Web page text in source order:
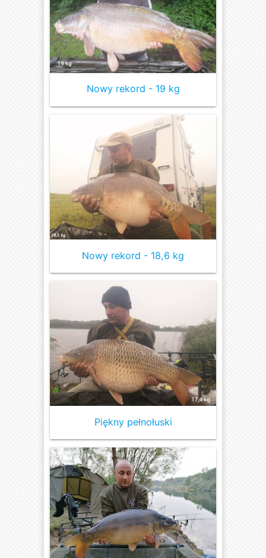
Nowy rekord - 19 kg
Nowy rekord - 18,6 kg
Piękny pełnołuski